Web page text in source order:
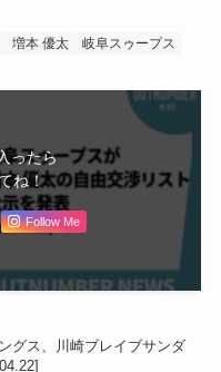
増本 優太 岐阜スゥープス
ったら
ね！
Follow Me
グス、川崎ブレイブサンダ